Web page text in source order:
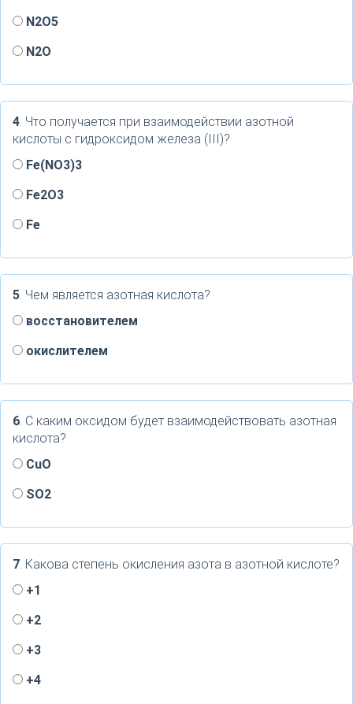
N2O5
N2O
4. Что получается при взаимодействии азотной
кислоты с гидроксидом железа (III)?
Fe(NO3)3
Fe2O3
Fe
5. Чем является азотная кислота?
восстановителем
окислителем
6. С каким оксидом будет взаимодействовать азотная
кислота?
CuO
SO2
7. Какова степень окисления азота в азотной кислоте?
+1
+2
+3
+4